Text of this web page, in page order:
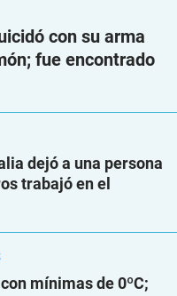
con su arma
fue encontrado
dejó a una persona
trabajó en el
mínimas de 0ºC;